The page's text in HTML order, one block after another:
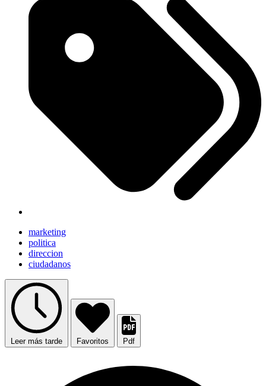
marketing
politica
direccion
ciudadanos
Leer más tarde Favoritos Pdf